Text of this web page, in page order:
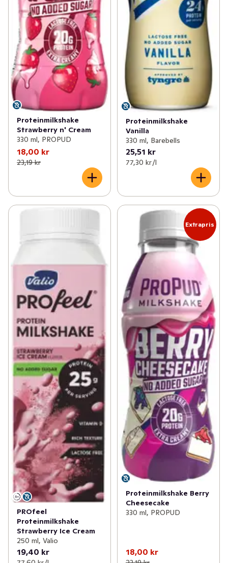
Proteinmilkshake
Strawberry n' Cream
330 ml, PROPUD
18,00 kr
23,19 kr
Proteinmilkshake
Vanilla
330 ml, Barebells
25,51 kr
77,30 kr /l
PROfeel
Proteinmilkshake
Strawberry Ice Cream
250 ml, Valio
19,40 kr
Extrapris
Proteinmilkshake Berry
Cheesecake
330 ml, PROPUD
18,00 kr